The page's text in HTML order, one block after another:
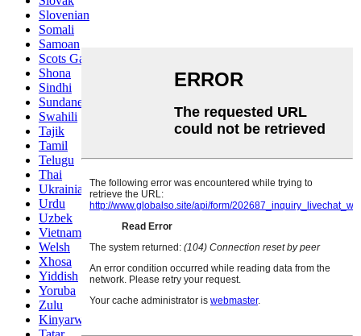
Slovenian
Somali
Samoan
Scots Gaelic
Shona
Sindhi
Sundanese
Swahili
Tajik
Tamil
Telugu
Thai
Ukrainian
Urdu
Uzbek
Vietnamese
Welsh
Xhosa
Yiddish
Yoruba
Zulu
Kinyarwanda